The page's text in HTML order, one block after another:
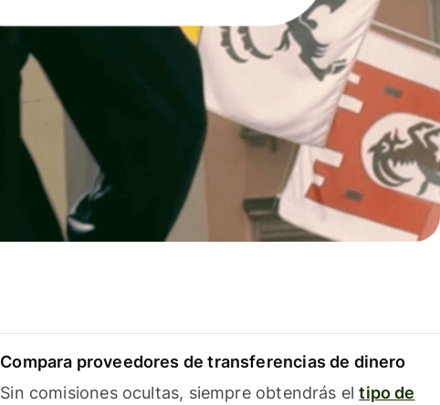
Compara proveedores de transferencias de dinero
Sin comisiones ocultas, siempre obtendrás eltipo de